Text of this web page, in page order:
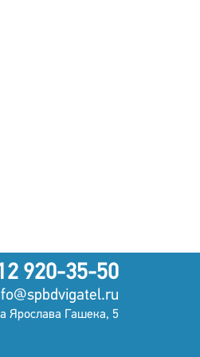
920-35-50
Ярослава Гашека, 5